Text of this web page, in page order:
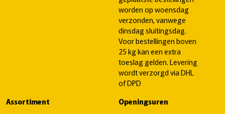
worden op woensdag
verzonden, vanwege
dinsdag sluitingsdag.
Voor bestellingen boven
25 kg kan een extra
toeslag gelden. Levering
wordt verzorgd via DHL
of DPD
Assortiment
Openingsuren